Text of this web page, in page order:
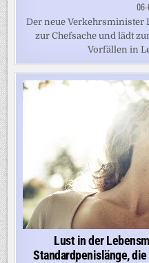
Der neue Verkehrsminister
zur Chefsache und lädt
Vorfällen in
Lust in der
Standardpenislänge,